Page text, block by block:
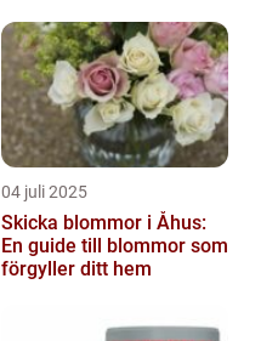
04 juli 2025
Skicka blommor i Åhus:
En guide till blommor som
förgyller ditt hem